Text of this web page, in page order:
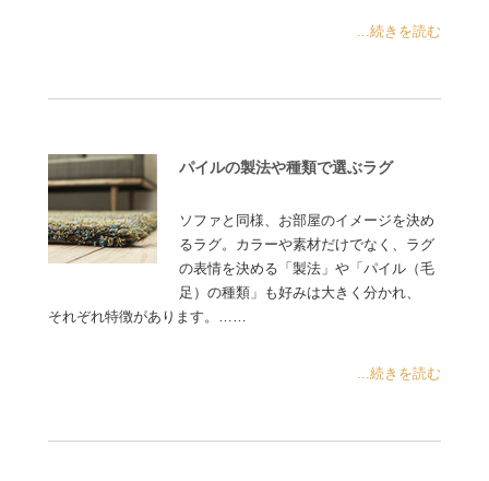
...続きを読む
パイルの製法や種類で選ぶラグ
ソファと同様、お部屋のイメージを決め
るラグ。カラーや素材だけでなく、ラグ
の表情を決める「製法」や「パイル（毛
足）の種類」も好みは大きく分かれ、
それぞれ特徴があります。……
...続きを読む